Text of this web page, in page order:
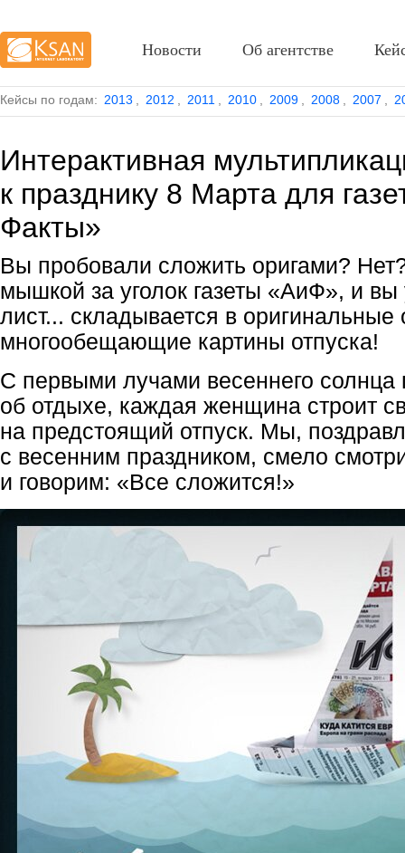
Кейсы по годам: 2013 2012 2011 2010 2009 2008 2007
Интерактивная
к празднику 8 Марта для
Факты»
Вы пробовали сложить оригами?
мышкой за уголок газеты «АиФ», и вы
лист... складывается в
многообещающие картины отпуска!
С первыми лучами весеннего солнца
об отдыхе, каждая женщина строит
на предстоящий отпуск. Мы,
с весенним праздником, смело
и говорим: «Все сложится!»
Новости Об агентстве